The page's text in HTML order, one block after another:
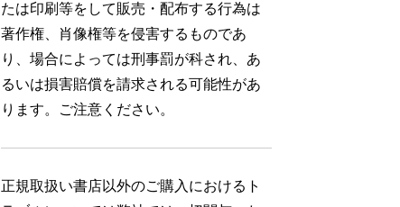
たは印刷等をして販売・配布する行為は
著作権、肖像権等を侵害するものであ
り、場合によっては刑事罰が科され、あ
るいは損害賠償を請求される可能性があ
ります。ご注意ください。
正規取扱い書店以外のご購入におけるト